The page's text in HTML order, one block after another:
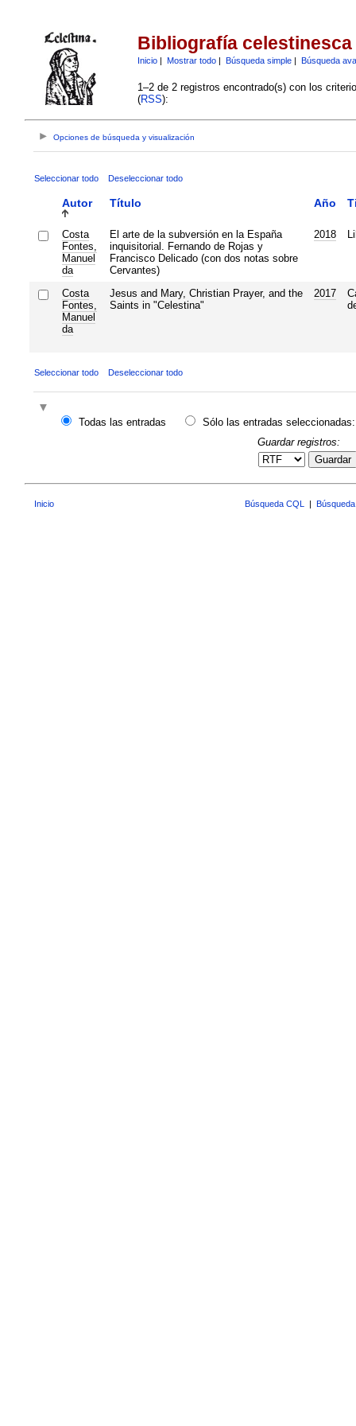
Bibliografía celestinesca
Inicio| Mostrar todo| Búsqueda simple| Búsqueda
1–2 de 2 registros encontrado(s) con los
(RSS):
Opciones de búsqueda y visualización
Seleccionar todo Deseleccionar todo
Autor Título Año
Costa
Fontes,
Manuel
da
El arte de la subversión en la España
inquisitorial. Fernando de Rojas y
Francisco Delicado (con dos notas sobre
Cervantes)
2018
Costa
Fontes,
Manuel
da
Jesus and Mary, Christian Prayer, and the
Saints in "Celestina"
2017
Seleccionar todo Deseleccionar todo
Todas las entradas
Sólo las entradas seleccionadas:
Guardar registros:
Guardar
Inicio Búsqueda CQL